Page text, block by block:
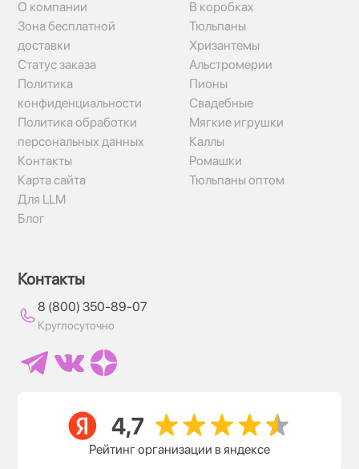
О компании
Зона бесплатной
доставки
Статус заказа
Политика
конфиденциальности
Политика обработки
персональных данных
Контакты
Карта сайта
Для LLM
Блог
В коробках
Тюльпаны
Хризантемы
Альстромерии
Пионы
Свадебные
Мягкие игрушки
Каллы
Ромашки
Тюльпаны оптом
Контакты
8 (800) 350-89-07
Круглосуточно
Рейтинг организации в яндексе